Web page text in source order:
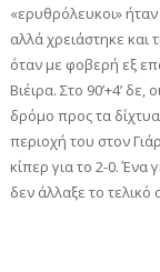
«ερυθρόλευκοι»
αλλά χρειάστηκε και
όταν με φοβερή εξ
Βιέιρα. Στο 90’+4’
δρόμο προς τα
περιοχή του στον
κίπερ για το 2-0. Ένα
δεν άλλαξε το